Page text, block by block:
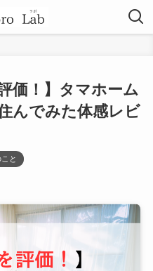
価！】タマホーム
んでみた体感レビ
と